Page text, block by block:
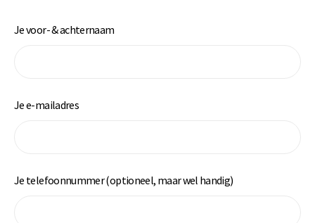
Je voor- & achternaam
Je e-mailadres
Je telefoonnummer (optioneel, maar wel handig)